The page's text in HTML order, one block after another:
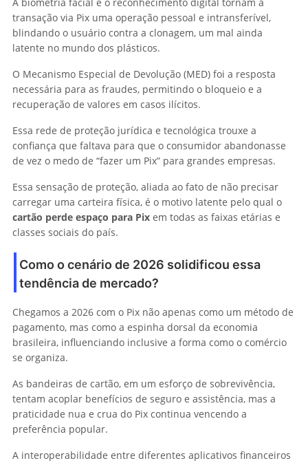
A biometria facial e o reconhecimento digital tornam a
transação via Pix uma operação pessoal e intransferível,
blindando o usuário contra a clonagem, um mal ainda
latente no mundo dos plásticos.
O Mecanismo Especial de Devolução (MED) foi a resposta
necessária para as fraudes, permitindo o bloqueio e a
recuperação de valores em casos ilícitos.
Essa rede de proteção jurídica e tecnológica trouxe a
confiança que faltava para que o consumidor abandonasse
de vez o medo de “fazer um Pix” para grandes empresas.
Essa sensação de proteção, aliada ao fato de não precisar
carregar uma carteira física, é o motivo latente pelo qual o
cartão perde espaço para Pix em todas as faixas etárias e
classes sociais do país.
Como o cenário de 2026 solidificou essa
tendência de mercado?
Chegamos a 2026 com o Pix não apenas como um método de
pagamento, mas como a espinha dorsal da economia
brasileira, influenciando inclusive a forma como o comércio
se organiza.
As bandeiras de cartão, em um esforço de sobrevivência,
tentam acoplar benefícios de seguro e assistência, mas a
praticidade nua e crua do Pix continua vencendo a
preferência popular.
A interoperabilidade entre diferentes aplicativos financeiros